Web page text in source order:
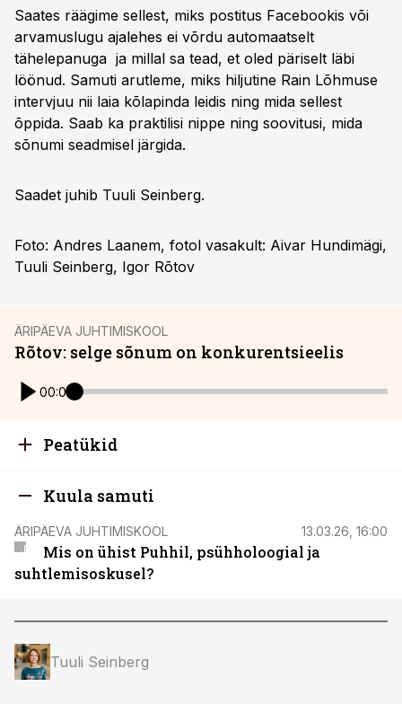
36:58Facebooki postituse kriteeriumid
40:44Lugu kui sõnum
42:23 Koolituse mõju ja tulemused
44:27Keda koolitus ootab
Saates räägime sellest, miks postitus Facebookis või
arvamuslugu ajalehes ei võrdu automaatselt
tähelepanuga ja millal sa tead, et oled päriselt läbi
löönud. Samuti arutleme, miks hiljutine Rain Lõhmuse
intervjuu nii laia kõlapinda leidis ning mida sellest
õppida. Saab ka praktilisi nippe ning soovitusi, mida
sõnumi seadmisel järgida.
Saadet juhib Tuuli Seinberg.
Foto: Andres Laanem, fotol vasakult: Aivar Hundimägi,
Tuuli Seinberg, Igor Rõtov
ÄRIPÄEVA JUHTIMISKOOL
Rõtov: selge sõnum on konkurentsieelis
00:00
Peatükid
Kuula samuti
ÄRIPÄEVA JUHTIMISKOOL 13.03.26, 16:00
Mis on ühist Puhhil, psühholoogial ja
suhtlemisoskusel?
Tuuli Seinberg